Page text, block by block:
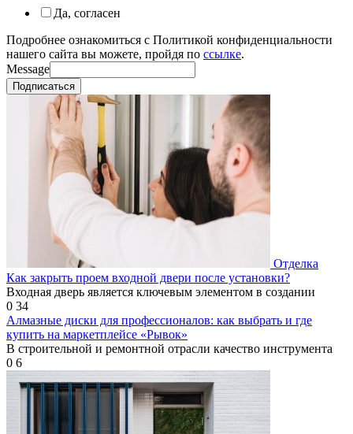
Да, согласен
Подробнее ознакомиться с Политикой конфиденциальности
нашего сайта вы можете, пройдя по ссылке.
Message
Подписаться
Отделка
Как закрыть проем входной двери после установки?
Входная дверь является ключевым элементом в создании
0 34
Алмазные диски для профессионалов: как выбрать и где
купить на маркетплейсе «Рывок»
В строительной и ремонтной отрасли качество инструмента
0 6